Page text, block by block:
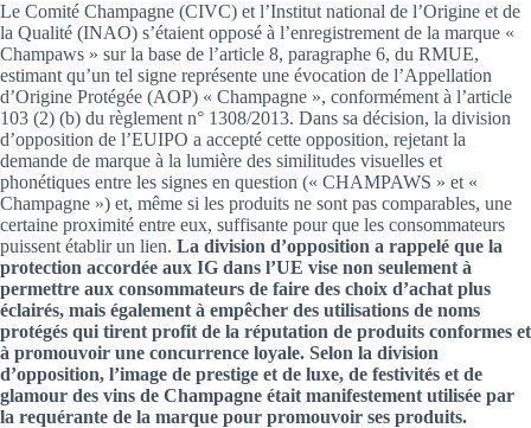
Le Comité Champagne (CIVC) et l’Institut national de l’Origine et de
la Qualité (INAO) s’étaient opposé à l’enregistrement de la marque «
Champaws » sur la base de l’article 8, paragraphe 6, du RMUE,
estimant qu’un tel signe représente une évocation de l’Appellation
d’Origine Protégée (AOP) « Champagne », conformément à l’article
103 (2) (b) du règlement n° 1308/2013. Dans sa décision, la division
d’opposition de l’EUIPO a accepté cette opposition, rejetant la
demande de marque à la lumière des similitudes visuelles et
phonétiques entre les signes en question (« CHAMPAWS » et «
Champagne ») et, même si les produits ne sont pas comparables, une
certaine proximité entre eux, suffisante pour que les consommateurs
puissent établir un lien. La division d’opposition a rappelé que la
protection accordée aux IG dans l’UE vise non seulement à
permettre aux consommateurs de faire des choix d’achat plus
éclairés, mais également à empêcher des utilisations de noms
protégés qui tirent profit de la réputation de produits conformes et
à promouvoir une concurrence loyale. Selon la division
d’opposition, l’image de prestige et de luxe, de festivités et de
glamour des vins de Champagne était manifestement utilisée par
la requérante de la marque pour promouvoir ses produits.